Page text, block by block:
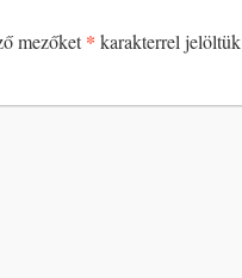
mezőket* karakterrel jelöltük